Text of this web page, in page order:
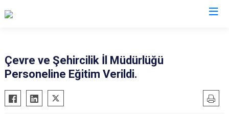
Çevre ve Şehircilik İl Müdürlüğü
Personeline Eğitim Verildi.